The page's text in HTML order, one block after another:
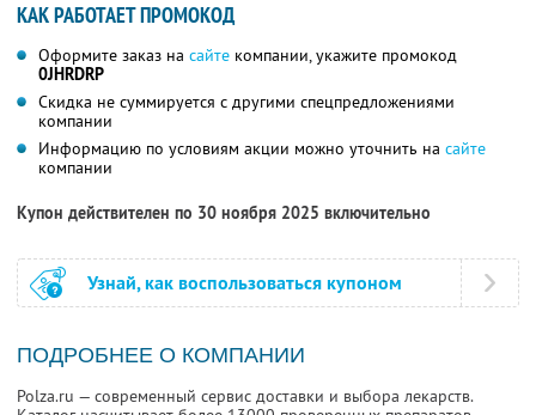
КАК РАБОТАЕТ ПРОМОКОД
Оформите заказ на сайте компании, укажите промокод
0JHRDRP
Скидка не суммируется с другими спецпредложениями
компании
Информацию по условиям акции можно уточнить на сайте
компании
Купон действителен по 30 ноября 2025 включительно
Узнай, как воспользоваться купоном
ПОДРОБНЕЕ О КОМПАНИИ
Polza.ru — современный сервис доставки и выбора лекарств.